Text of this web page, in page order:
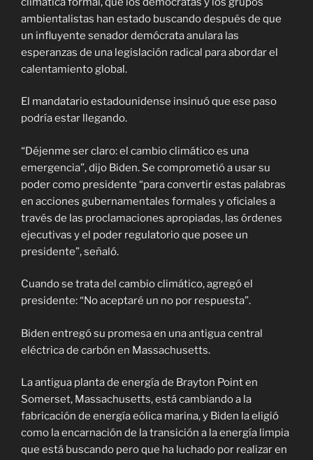
ambientalistas han estado buscando después de que
un influyente senador demócrata anulara las
esperanzas de una legislación radical para abordar el
calentamiento global.
El mandatario estadounidense insinuó que ese paso
podría estar llegando.
“Déjenme ser claro: el cambio climático es una
emergencia”, dijo Biden. Se comprometió a usar su
poder como presidente “para convertir estas palabras
en acciones gubernamentales formales y oficiales a
través de las proclamaciones apropiadas, las órdenes
ejecutivas y el poder regulatorio que posee un
presidente”, señaló.
Cuando se trata del cambio climático, agregó el
presidente: “No aceptaré un no por respuesta”.
Biden entregó su promesa en una antigua central
eléctrica de carbón en Massachusetts.
La antigua planta de energía de Brayton Point en
Somerset, Massachusetts, está cambiando a la
fabricación de energía eólica marina, y Biden la eligió
como la encarnación de la transición a la energía limpia
que está buscando pero que ha luchado por realizar en